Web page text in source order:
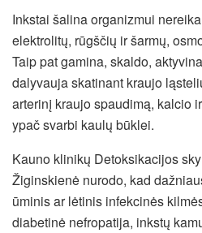
Inkstai šalina organizmui
elektrolitų, rūgščių ir šarmų,
Taip pat gamina, skaldo,
dalyvauja skatinant kraujo
arterinį kraujo spaudimą, kalcio
ypač svarbi kaulų būklei.
Kauno klinikų Detoksikacijos
Žiginskienė nurodo, kad
ūminis ar lėtinis infekcinės
diabetinė nefropatija, inkstų